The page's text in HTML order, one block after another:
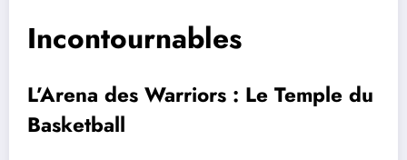
Incontournables
L’Arena des Warriors : Le Temple du
Basketball